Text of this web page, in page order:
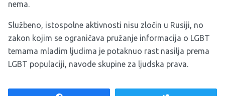
nema.
Službeno, istospolne aktivnosti nisu zločin u Rusiji, no
zakon kojim se ograničava pružanje informacija o LGBT
temama mladim ljudima je potaknuo rast nasilja prema
LGBT populaciji, navode skupine za ljudska prava.